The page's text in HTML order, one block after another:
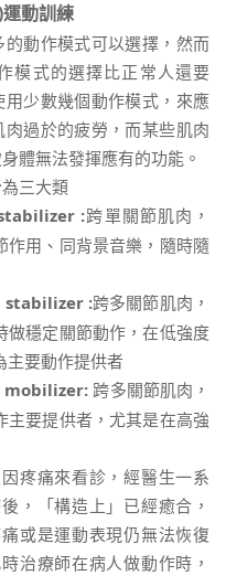
運動訓練
動作模式可以選擇，然而
模式的選擇比正常人還要
少數幾個動作模式，來應
過於的疲勞，而某些肌肉
體無法發揮應有的功能。
三大類
:跨單關節肌肉，
作用、同背景音樂，隨時隨
stabilizer :跨多關節肌肉，
做穩定關節動作，在低強度
主要動作提供者
mobilizer: 跨多關節肌肉，
主要提供者，尤其是在高強
疼痛來看診，經醫生一系
，「構造上」已經癒合，
或是運動表現仍無法恢復
治療師在病人做動作時，